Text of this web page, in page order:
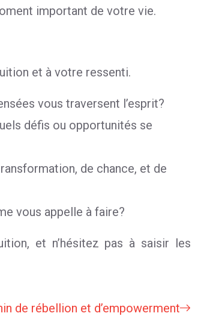
important de votre vie.
et à votre ressenti.
vous traversent l’esprit?
défis ou opportunités se
de chance, et de
vous appelle à faire?
et n’hésitez pas à saisir les
de rébellion et d’empowerment